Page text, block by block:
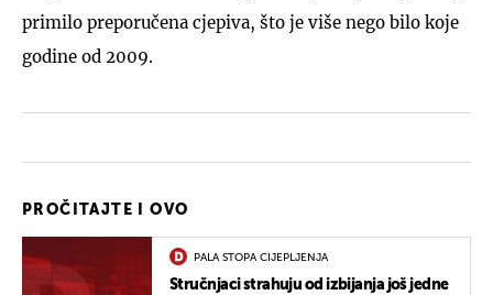
primilo preporučena cjepiva, što je više nego bilo koje
godine od 2009.
PROČITAJTE I OVO
PALA STOPA CIJEPLJENJA
Stručnjaci strahuju od izbijanja još jedne